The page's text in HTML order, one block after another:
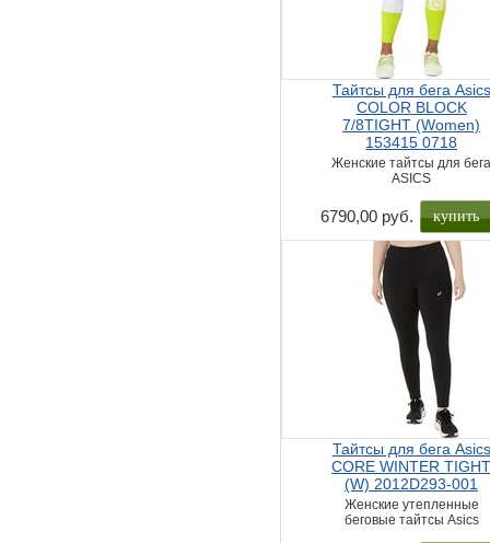
Тайтсы для бега Asics
COLOR BLOCK
7/8TIGHT (Women)
153415 0718
Женские тайтсы для
ASICS
6790,00 руб. купить
Тайтсы для бега Asics
CORE WINTER
(W) 2012D293-001
Женские утепленные
беговые тайтсы Asics